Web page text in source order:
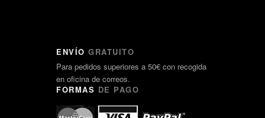
ENVÍO GRATUITO
Para pedidos superiores a 50€ con recogida
en oficina de correos.
FORMAS DE PAGO